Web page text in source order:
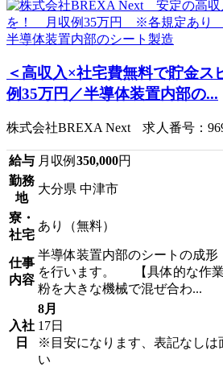
＜高収入×社宅費無料で貯金ス
例35万円／半導体装置内部の...
株式会社BREXA Next 求人番号：
給与 月収例 350,000円
勤務
地
大分県 中津市
寮・
社宅
あり（無料）
仕事
内容
半導体装置内部のシートの成
を行います。 【具体的な作
粉を大きな機械で混ぜ合わ...
入社
日
8月
17日
※目安になります、表記なしは
い